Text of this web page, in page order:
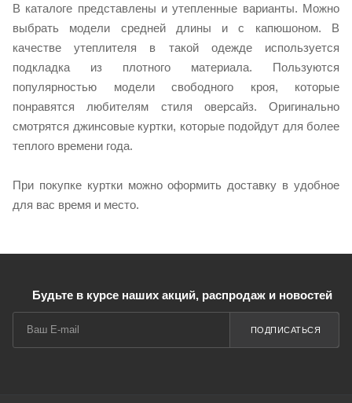
В каталоге представлены и утепленные варианты. Можно
выбрать модели средней длины и с капюшоном. В
качестве утеплителя в такой одежде используется
подкладка из плотного материала. Пользуются
популярностью модели свободного кроя, которые
понравятся любителям стиля оверсайз. Оригинально
смотрятся джинсовые куртки, которые подойдут для более
теплого времени года.
При покупке куртки можно оформить доставку в удобное
для вас время и место.
Будьте в курсе наших акций, распродаж и новостей
ПОДПИСАТЬСЯ